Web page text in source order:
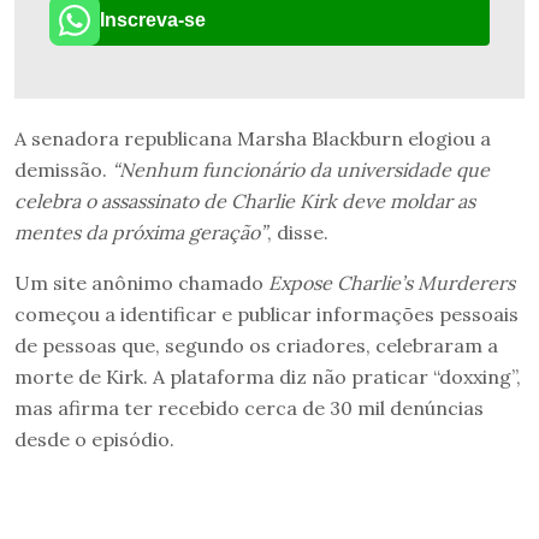
Inscreva-se
A senadora republicana Marsha Blackburn elogiou a
demissão. “Nenhum funcionário da universidade que
celebra o assassinato de Charlie Kirk deve moldar as
mentes da próxima geração”, disse.
Um site anônimo chamado Expose Charlie’s Murderers
começou a identificar e publicar informações pessoais
de pessoas que, segundo os criadores, celebraram a
morte de Kirk. A plataforma diz não praticar “doxxing”,
mas afirma ter recebido cerca de 30 mil denúncias
desde o episódio.